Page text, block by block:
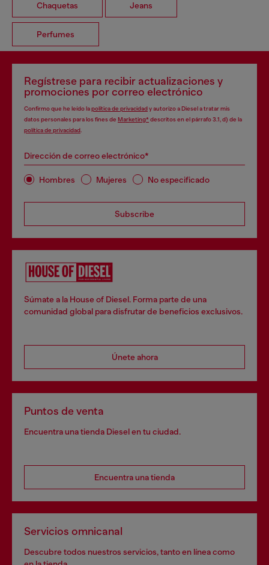
Chaquetas Jeans
Perfumes
Regístrese para recibir actualizaciones y
promociones por correo electrónico
Confirmo que he leído lapolítica de privacidad y autorizo a Diesel a tratar mis
datos personales para los fines de Marketing*descritos en el párrafo 3.1, d) de la
política de privacidad.
Dirección de correo electrónico*
Hombres Mujeres No especificado
Subscribe
Súmate a la House of Diesel. Forma parte de una
comunidad global para disfrutar de beneficios exclusivos.
Únete ahora
Puntos de venta
Encuentra una tienda Diesel en tu ciudad.
Encuentra una tienda
Servicios omnicanal
Descubre todos nuestros servicios, tanto en línea como